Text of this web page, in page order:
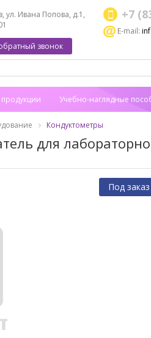
ул. Ивана Попова, д.1,
+7
E-mail:
звонок
продукции Учебно-наглядные
Кондуктометры
для
Под заказ